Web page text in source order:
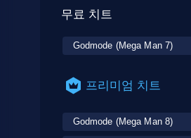
무료 치트
Godmode (Mega Man 7)
프리미엄 치트
Godmode (Mega Man 8)